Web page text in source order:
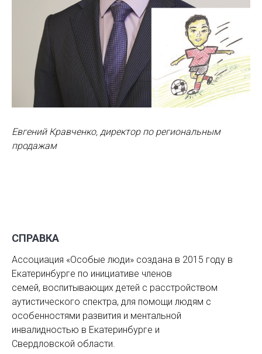
Евгений Кравченко, директор по региональным
продажам
СПРАВКА
Ассоциация «Особые люди» создана в 2015 году в
Екатеринбурге по инициативе членов
семей, воспитывающих детей с расстройством
аутистического спектра, для помощи людям с
особенностями развития и ментальной
инвалидностью в Екатеринбурге и
Свердловской области.